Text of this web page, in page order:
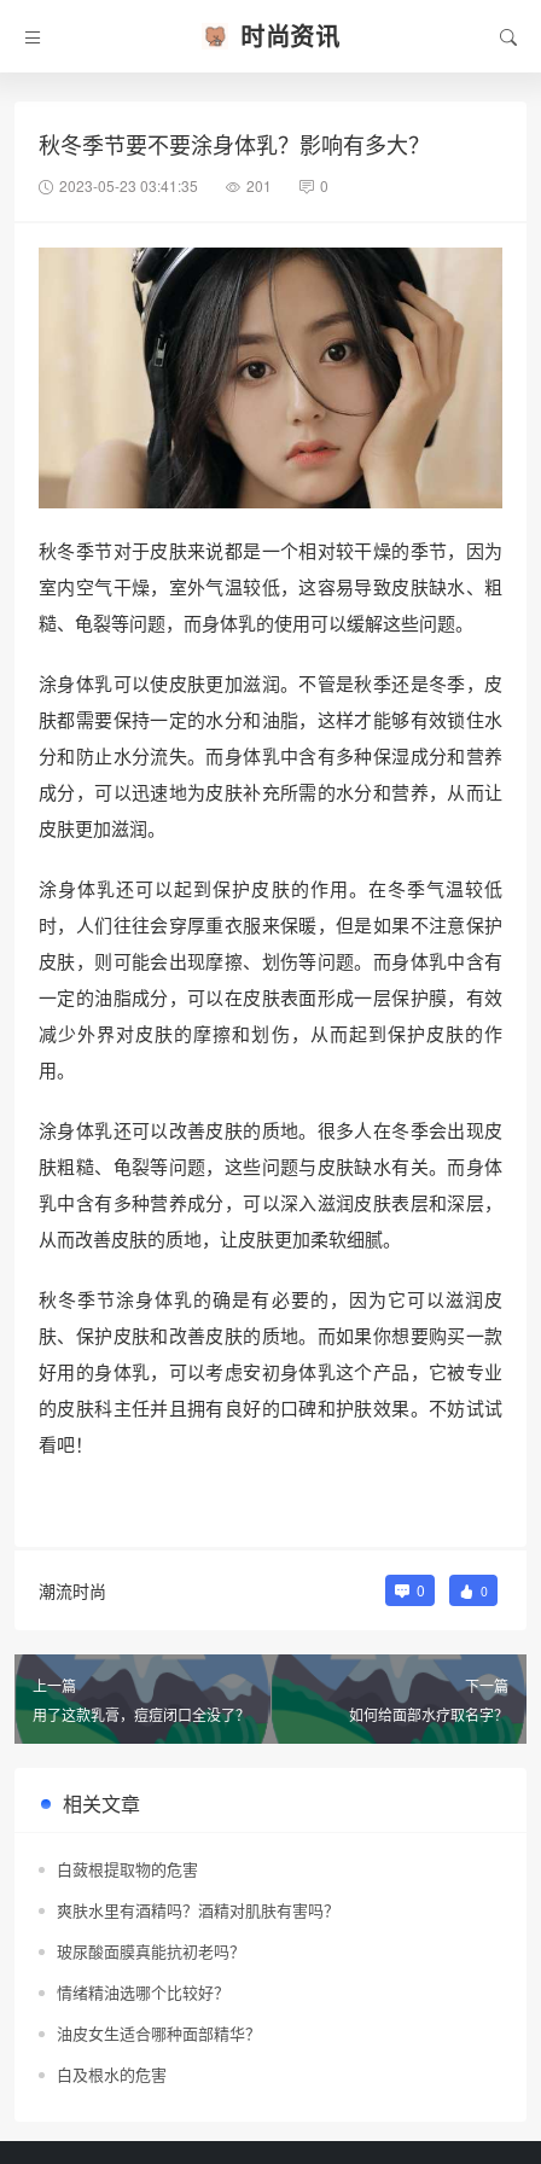
时尚资讯
秋冬季节要不要涂身体乳？影响有多大？
2023-05-23 03:41:35 201 0
秋冬季节对于皮肤来说都是一个相对较干燥的季节，因为
室内空气干燥，室外气温较低，这容易导致皮肤缺水、粗
糙、龟裂等问题，而身体乳的使用可以缓解这些问题。
涂身体乳可以使皮肤更加滋润。不管是秋季还是冬季，皮
肤都需要保持一定的水分和油脂，这样才能够有效锁住水
分和防止水分流失。而身体乳中含有多种保湿成分和营养
成分，可以迅速地为皮肤补充所需的水分和营养，从而让
皮肤更加滋润。
涂身体乳还可以起到保护皮肤的作用。在冬季气温较低
时，人们往往会穿厚重衣服来保暖，但是如果不注意保护
皮肤，则可能会出现摩擦、划伤等问题。而身体乳中含有
一定的油脂成分，可以在皮肤表面形成一层保护膜，有效
减少外界对皮肤的摩擦和划伤，从而起到保护皮肤的作
用。
涂身体乳还可以改善皮肤的质地。很多人在冬季会出现皮
肤粗糙、龟裂等问题，这些问题与皮肤缺水有关。而身体
乳中含有多种营养成分，可以深入滋润皮肤表层和深层，
从而改善皮肤的质地，让皮肤更加柔软细腻。
秋冬季节涂身体乳的确是有必要的，因为它可以滋润皮
肤、保护皮肤和改善皮肤的质地。而如果你想要购买一款
好用的身体乳，可以考虑安初身体乳这个产品，它被专业
的皮肤科主任并且拥有良好的口碑和护肤效果。不妨试试
看吧！
潮流时尚 0 0
上一篇
用了这款乳膏，痘痘闭口全没了？
下一篇
如何给面部水疗取名字？
相关文章
白蔹根提取物的危害
爽肤水里有酒精吗？酒精对肌肤有害吗？
玻尿酸面膜真能抗初老吗？
情绪精油选哪个比较好？
油皮女生适合哪种面部精华？
白及根水的危害